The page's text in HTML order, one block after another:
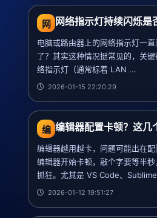
网 网络指示灯持续闪烁是
电脑或路由器上的网络指示灯一
了？其实这种情况挺常见的，关
络指示灯（通常标着 LAN ...
2026-01-15 22:20:29
编 编辑器配置卡顿？这几
编辑器越用越卡，问题可能出在
编辑器开始卡顿，敲个字要等半
抓狂。尤其是 VS Code、
2026-01-12 19:51:27